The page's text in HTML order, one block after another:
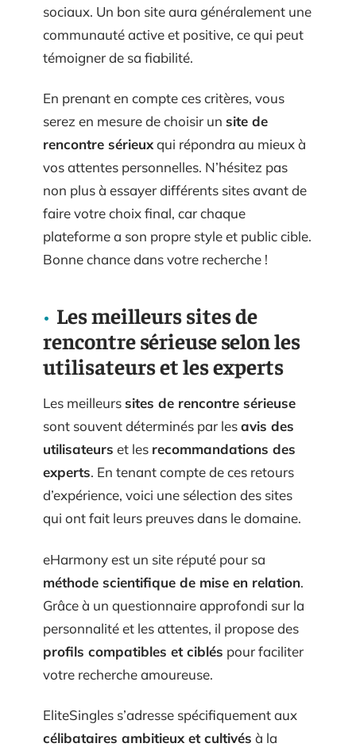
sociaux. Un bon site aura généralement une
communauté active et positive, ce qui peut
témoigner de sa fiabilité.
En prenant en compte ces critères, vous
serez en mesure de choisir un site de
rencontre sérieuxqui répondra au mieux à
vos attentes personnelles. N’hésitez pas
non plus à essayer différents sites avant de
faire votre choix final, car chaque
plateforme a son propre style et public cible.
Bonne chance dans votre recherche !
Les meilleurs sites de
rencontre sérieuse selon les
utilisateurs et les experts
Les meilleurssites de rencontre sérieuse
sont souvent déterminés par lesavis des
utilisateurs et les recommandations des
experts. En tenant compte de ces retours
d’expérience, voici une sélection des sites
qui ont fait leurs preuves dans le domaine.
eHarmony est un site réputé pour sa
méthode scientifique de mise en relation.
Grâce à un questionnaire approfondi sur la
personnalité et les attentes, il propose des
profils compatibles et ciblés pour faciliter
votre recherche amoureuse.
EliteSingles s’adresse spécifiquement aux
célibataires ambitieux et cultivés à la